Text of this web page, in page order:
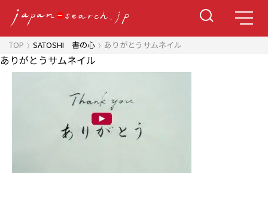
TOP SATOSHI 書の心 ありがとうサムネイル
ありがとうサムネイル